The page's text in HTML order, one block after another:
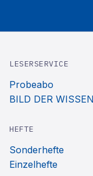
LESERSERVICE
Probeabo
BILD DER
HEFTE
Sonderhefte
Einzelhefte